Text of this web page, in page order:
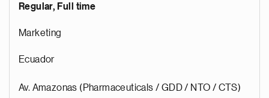
Regular, Full time
Marketing
Ecuador
Av. Amazonas (Pharmaceuticals / GDD / NTO / CTS)